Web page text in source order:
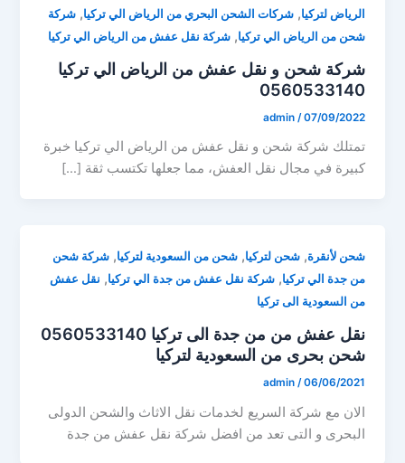
الرياض لتركيا,شركات الشحن البحري من الرياض الي تركيا,شركة
شحن من الرياض الي تركيا,شركة نقل عفش من الرياض الي تركيا
شركة شحن و نقل عفش من الرياض الي تركيا
0560533140
admin /07/09/2022
تمتلك شركة شحن و نقل عفش من الرياض الي تركيا خبرة
كبيرة في مجال نقل العفش، مما جعلها تكتسب ثقة […]
شحن لأنقرة,شحن لتركيا,شحن من السعودية لتركيا,شركة شحن
من جدة الي تركيا,شركة نقل عفش من جدة الي تركيا, نقل عفش
من السعودية الى تركيا
نقل عفش من من جدة الى تركيا 0560533140
شحن بحرى من السعودية لتركيا
admin /06/06/2021
الان مع شركة السريع لخدمات نقل الاثاث والشحن الدولى
البحرى و التى تعد من افضل شركة نقل عفش من جدة